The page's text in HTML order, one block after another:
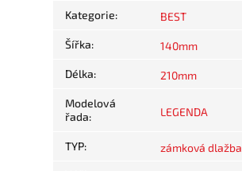
Kategorie: BEST
Šířka: 140mm
Délka: 210mm
Modelová
řada: LEGENDA
TYP: zámková dlažba